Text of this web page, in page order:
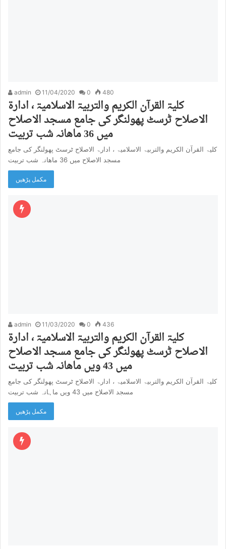
admin 11/04/2020 0 480
کلیۃ القرآن الکریم والتربیۃ الاسلامیۃ ، ادارۃ
الاصلاح ٹرسٹ پھولنگر کی جامع مسجد الاصلاح
میں 36 ماھانہ شب تربیت
کلیۃ القرآن الکریم والتربیۃ الاسلامیۃ ، ادارۃ الاصلاح ٹرسٹ پھولنگر کی جامع
مسجد الاصلاح میں 36 ماھانہ شب تربیت
مکمل پڑھیں
admin 11/03/2020 0 436
کلیۃ القرآن الکریم والتربیۃ الاسلامیۃ ، ادارۃ
الاصلاح ٹرسٹ پھولنگر کی جامع مسجد الاصلاح
میں 43 ویں ماھانہ شب تربیت
کلیۃ القرآن الکریم والتربیۃ الاسلامیۃ ، ادارۃ الاصلاح ٹرسٹ پھولنگر کی جامع
مسجد الاصلاح میں 43 ویں ماہانہ شب تربیت
مکمل پڑھیں